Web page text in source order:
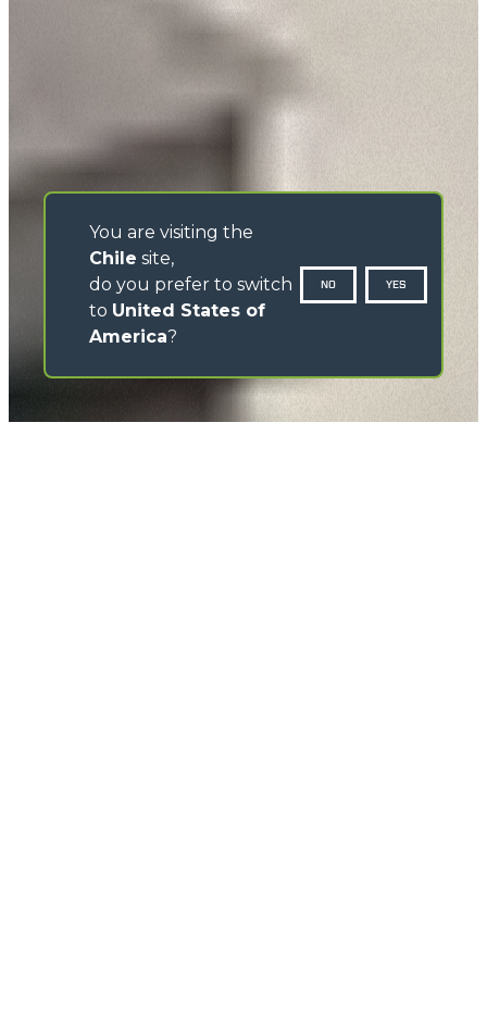
You are visiting the
Chile site,
do you prefer to switch
to United States of
America?
NO YES